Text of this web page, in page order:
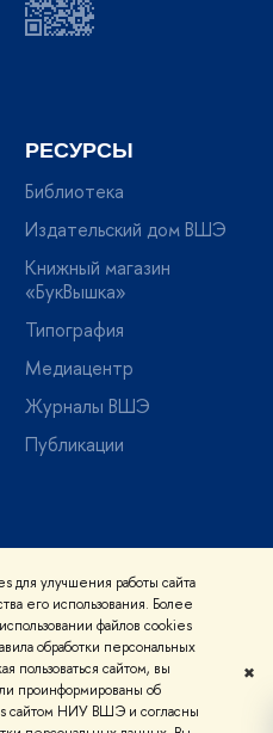
для улучшения работы сайта
его использования. Более
файлов cookies
обработки персональных
пользоваться сайтом, вы
проинформированы об
сайтом НИУ ВШЭ и согласны
✖
РЕСУРСЫ
Библиотека
Издательский дом ВШЭ
Книжный магазин
«БукВышка»
Типография
Медиацентр
Журналы ВШЭ
Публикации
материалов
рекомендательных
в
Школе дизайна НИУ ВШЭ